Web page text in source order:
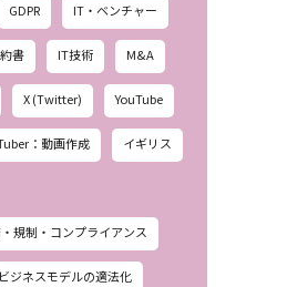
GDPR IT・ベンチャー
書 IT技術 M&A
X (Twitter) YouTube
：動画作成 イギリス
規制・コンプライアンス
ビジネスモデルの適法化